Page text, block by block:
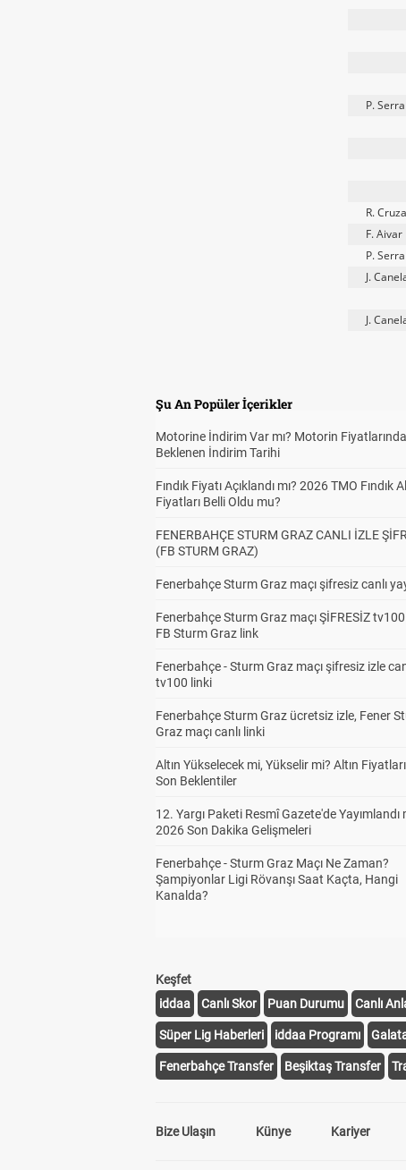
P. Serra
R.
F. Aivar
P. Serra
J.
J.
Şu An Popüler İçerikler
Motorine İndirim Var mı? Motorin Fiyatlarında
Beklenen İndirim Tarihi
Fındık Fiyatı Açıklandı mı? 2026 TMO Fındık
Fiyatları Belli Oldu mu?
FENERBAHÇE STURM GRAZ CANLI İZLE
(FB STURM GRAZ)
Fenerbahçe Sturm Graz maçı şifresiz canlı
Fenerbahçe Sturm Graz maçı ŞİFRESİZ tv100
FB Sturm Graz link
Fenerbahçe - Sturm Graz maçı şifresiz izle
tv100 linki
Fenerbahçe Sturm Graz ücretsiz izle, Fener
Graz maçı canlı linki
Altın Yükselecek mi, Yükselir mi? Altın
Son Beklentiler
12. Yargı Paketi Resmî Gazete'de Yayımlandı
2026 Son Dakika Gelişmeleri
Fenerbahçe - Sturm Graz Maçı Ne Zaman?
Şampiyonlar Ligi Rövanşı Saat Kaçta, Hangi
Kanalda?
Keşfet
iddaa
Canlı Skor Puan Durumu Canlı
Süper Lig Haberleri iddaa Programı
Fenerbahçe Transfer Beşiktaş Transfer
Bize Ulaşın Künye Kariyer